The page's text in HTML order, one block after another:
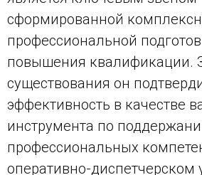
сформированной
профессиональной
повышения квалификации.
существования он
эффективность в качестве
инструмента по
профессиональных
оперативно-диспетчерском